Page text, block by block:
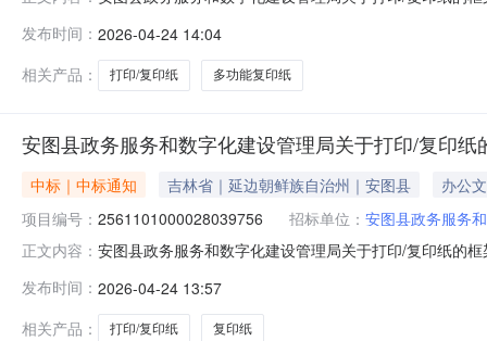
（元）:预算总额（元）:项目所在行政区划编码:222426
发布时间： 2026-04-24 14:04
相关产品：
打印/复印纸 多功能复印纸
安图县政务服务和数字化建设管理局关于打印/复印
中标｜中标通知 吉林省｜延边朝鲜族自治州｜安图县
办公
项目编号： 2561101000028039756 招标单位： 安图县政务服务
正文内容： 安图县政务服务和数字化建设管理局关于打印/复印纸的
（元）:预算总额（元）:项目所在行政区划编码:222426
发布时间： 2026-04-24 13:57
相关产品：
打印/复印纸 复印纸